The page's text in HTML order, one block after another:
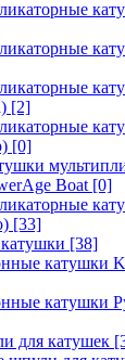
[2]
[0]
Boat [0]
[33]
[38]
катушки
катушки
для катушек